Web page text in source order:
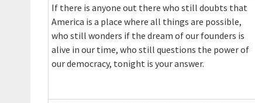
If there is anyone out there who still doubts that
America is a place where all things are possible,
who still wonders if the dream of our founders is
alive in our time, who still questions the power of
our democracy, tonight is your answer.